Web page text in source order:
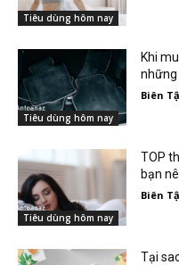
Tiêu dùng hôm nay
Tiêu dùng hôm nay
Khi
những
Biên
Tiêu dùng hôm nay
TOP
bạn
Biên
Tại